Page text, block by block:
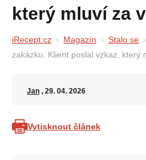
který mluví za
iRecept.cz Magazín Stalo se
zakázku. Klient poslal vzkaz, který
Jan , 29. 04. 2026
Vytisknout článek